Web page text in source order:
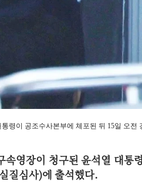
통령이 공조수사본부에 체포된 뒤 15일 오
속영장이 청구된 윤석열 대통
질심사)에 출석했다.